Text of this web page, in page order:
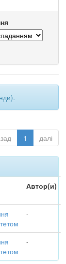
1 далі
Автор(и)
-
-